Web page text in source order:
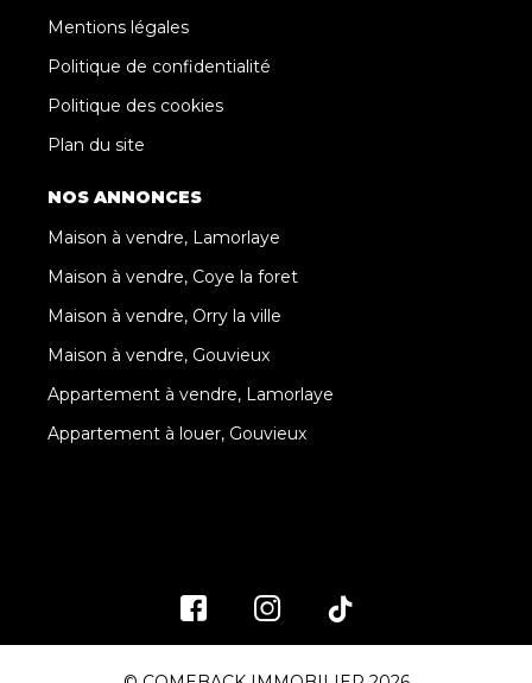
Mentions légales
Politique de confidentialité
Politique des cookies
Plan du site
NOS ANNONCES
Maison à vendre, Lamorlaye
Maison à vendre, Coye la foret
Maison à vendre, Orry la ville
Maison à vendre, Gouvieux
Appartement à vendre, Lamorlaye
Appartement à louer, Gouvieux